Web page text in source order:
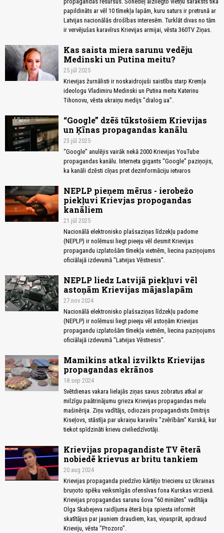
papildināts ar vēl 10 tīmekļa lapām, kuru saturs ir pretrunā ar
Latvijas nacionālās drošības interesēm. Turklāt divas no tām
ir vervējušas karavīrus Krievijas armijai, vēsta 360TV Ziņas.
Kas saista miera sarunu vedēju
Medinski un Putina meitu?
25.jūl 2025
Krievijas žurnālisti ir noskaidrojuši saistību starp Kremļa
ideologu Vladimiru Medinski un Putina meitu Katerinu
Tihonovu, vēsta ukraiņu medijs "dialog.ua".
“Google” dzēš tūkstošiem Krievijas
un Ķīnas propagandas kanālu
23.jūl 2025
“Google” anulējis vairāk nekā 2000 Krievijas YouTube
propagandas kanālu. Interneta gigants “Google” paziņojis,
ka kanāli dzēsti cīņas pret dezinformāciju ietvaros
NEPLP pieņem mērus - ierobežo
piekļuvi Krievjas propogandas
kanāliem
21.jūl 2025
Nacionālā elektronisko plašsaziņas līdzekļu padome
(NEPLP) ir nolēmusi liegt pieeju vēl desmit Krievijas
propagandu izplatošām tīmekļa vietnēm, liecina paziņojums
oficiālajā izdevumā "Latvijas Vēstnesis".
NEPLP liedz Latvijā piekļuvi vēl
astoņām Krievijas mājaslapām
27.nov 2024
Nacionālā elektronisko plašsaziņas līdzekļu padome
(NEPLP) ir nolēmusi liegt pieeju vēl astoņām Krievijas
propagandu izplatošām tīmekļa vietnēm, liecina paziņojums
oficiālajā izdevumā "Latvijas Vēstnesis".
Mamikins atkal izvilkts Krievijas
propagandas ekrānos
18.sep 2024
Svētdienas vakara lielajās ziņas savus zobratus atkal ar
milzīgu paātrinājumu grieza Krievijas propagandas melu
mašinērija. Ziņu vadītājs, odiozais propagandists Dmitrijs
Kiseļovs, stāstīja par ukraiņu karavīru "zvērībām" Kurskā, kur
tiekot spīdzināti krievu civiliedzīvotāji.
Krievijas propagandiste TV ēterā
nobiedē krievus ar britu tankiem
20.aug 2024
Krievijas propaganda piedzīvo kārtējo triecienu uz Ukrainas
bruņoto spēku veiksmīgās ofensīvas fona Kurskas virzienā.
Krievijas propagandas sarunu šova “60 minūtes” vadītāja
Olga Skabejeva raidījuma ēterā bija spiesta informēt
skatītājus par jauniem draudiem, kas, viņasprāt, apdraud
Krieviju, vēsta "Prozoro".